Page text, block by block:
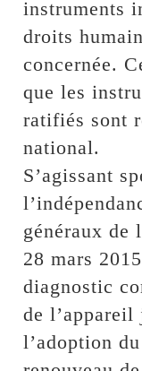
instruments
droits
concernée.
que les
ratifiés sont
national.
S’agissant
généraux de
28 mars
diagnostic
de
l’adoption